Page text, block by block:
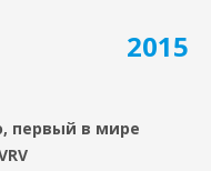
2015
первый в мире